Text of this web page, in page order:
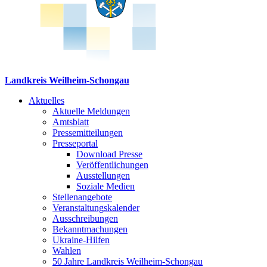
Landkreis Weilheim-Schongau
Aktuelles
Aktuelle Meldungen
Amtsblatt
Pressemitteilungen
Presseportal
Download Presse
Veröffentlichungen
Ausstellungen
Soziale Medien
Stellenangebote
Veranstaltungskalender
Ausschreibungen
Bekanntmachungen
Ukraine-Hilfen
Wahlen
50 Jahre Landkreis Weilheim-Schongau